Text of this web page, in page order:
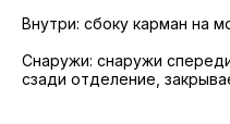
Внутри: сбоку карман на
Снаружи: снаружи
сзади отделение,